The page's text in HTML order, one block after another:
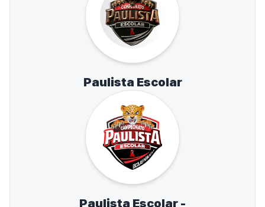
Paulista Escolar
Paulista Escolar -